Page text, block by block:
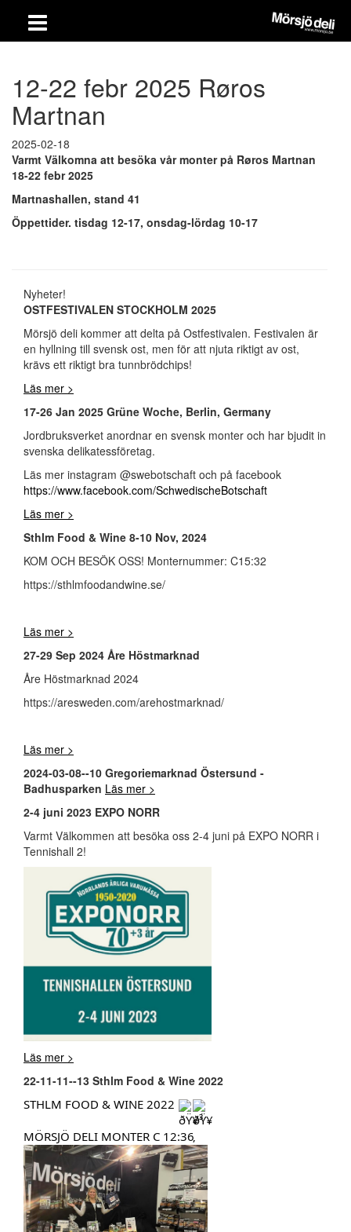
12-22 febr 2025 Røros
Martnan
2025-02-18
Varmt Välkomna att besöka vår monter på Røros Martnan
18-22 febr 2025
Martnashallen, stand 41
Öppettider. tisdag 12-17, onsdag-lördag 10-17
Nyheter!
OSTFESTIVALEN STOCKHOLM 2025
Mörsjö deli kommer att delta på Ostfestivalen. Festivalen är
en hyllning till svensk ost, men för att njuta riktigt av ost,
krävs ett riktigt bra tunnbrödchips!
Läs mer >
17-26 Jan 2025 Grüne Woche, Berlin, Germany
Jordbruksverket anordnar en svensk monter och har bjudit in
svenska delikatessföretag.
Läs mer instagram @swebotschaft och på facebook
https://www.facebook.com/SchwedischeBotschaft
Läs mer >
Sthlm Food & Wine 8-10 Nov, 2024
KOM OCH BESÖK OSS! Monternummer: C15:32
https://sthlmfoodandwine.se/
Läs mer >
27-29 Sep 2024 Åre Höstmarknad
Åre Höstmarknad 2024
https://aresweden.com/arehostmarknad/
Läs mer >
2024-03-08--10 Gregoriemarknad Östersund -
Badhusparken Läs mer >
2-4 juni 2023 EXPO NORR
Varmt Välkommen att besöka oss 2-4 juni på EXPO NORR i
Tennishall 2!
Läs mer >
22-11-11--13 Sthlm Food & Wine 2022
STHLM FOOD & WINE 2022
MÖRSJÖ DELI MONTER C 12:36